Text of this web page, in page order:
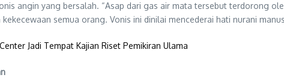
angin yang bersalah. “Asap dari gas air mata tersebut terdorong
semua orang. Vonis ini dinilai mencederai hati nurani
Jadi Tempat Kajian Riset Pemikiran Ulama